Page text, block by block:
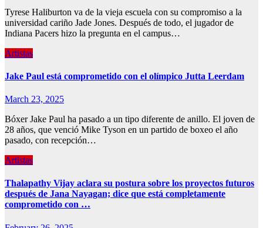
Tyrese Haliburton va de la vieja escuela con su compromiso a la
universidad cariño Jade Jones. Después de todo, el jugador de
Indiana Pacers hizo la pregunta en el campus…
Artistas
Jake Paul está comprometido con el olímpico Jutta Leerdam
March 23, 2025
Bóxer Jake Paul ha pasado a un tipo diferente de anillo. El joven de
28 años, que venció Mike Tyson en un partido de boxeo el año
pasado, con recepción…
Artistas
Thalapathy Vijay aclara su postura sobre los proyectos futuros
después de Jana Nayagan; dice que está completamente
comprometido con …